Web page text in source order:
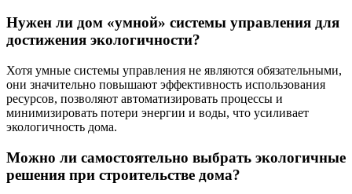
Нужен ли дом «умной» системы управления для
достижения экологичности?
Хотя умные системы управления не являются обязательными,
они значительно повышают эффективность использования
ресурсов, позволяют автоматизировать процессы и
минимизировать потери энергии и воды, что усиливает
экологичность дома.
Можно ли самостоятельно выбрать экологичные
решения при строительстве дома?